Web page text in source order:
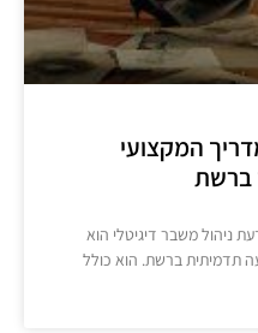
המקצועי
ברשת
ניהול משבר דיגיטלי הוא
תדמיתית ברשת. הוא כולל